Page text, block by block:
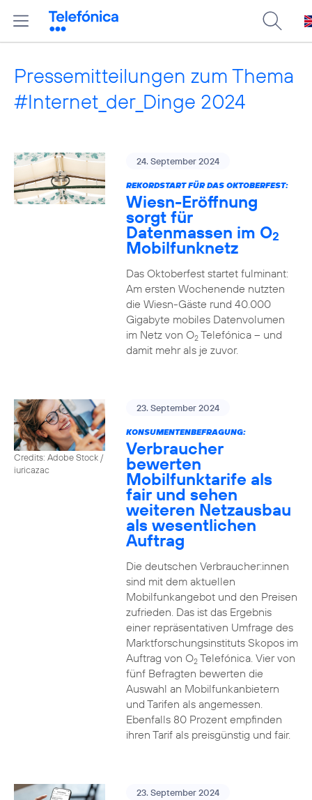
Pressemitteilungen zum Thema
#Internet_der_Dinge 2024
24. September 2024
REKORDSTART FÜR DAS OKTOBERFEST:
Wiesn-Eröffnung
sorgt für
Datenmassen im O2
Mobilfunknetz
Das Oktoberfest startet fulminant:
Am ersten Wochenende nutzten
die Wiesn-Gäste rund 40.000
Gigabyte mobiles Datenvolumen
im Netz von O2Telefónica – und
damit mehr als je zuvor.
Credits: Adobe Stock /
iuricazac
23. September 2024
KONSUMENTENBEFRAGUNG:
Verbraucher
bewerten
Mobilfunktarife als
fair und sehen
weiteren Netzausbau
als wesentlichen
Auftrag
Die deutschen Verbraucher:innen
sind mit dem aktuellen
Mobilfunkangebot und den Preisen
zufrieden. Das ist das Ergebnis
einer repräsentativen Umfrage des
Marktforschungsinstituts Skopos im
Auftrag von O2Telefónica. Vier von
fünf Befragten bewerten die
Auswahl an Mobilfunkanbietern
und Tarifen als angemessen.
Ebenfalls 80 Prozent empfinden
ihren Tarif als preisgünstig und fair.
23. September 2024